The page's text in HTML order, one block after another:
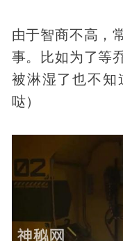
由于智商不高，
事。比如为了等
被淋湿了也不知
哒）